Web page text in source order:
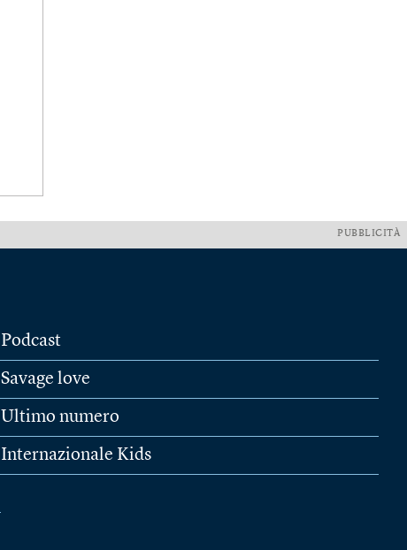
PUBBLICITÀ
Podcast
Savage love
Ultimo numero
Internazionale Kids